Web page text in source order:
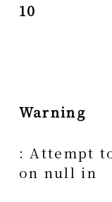
10
Warning
: Attempt
on null in